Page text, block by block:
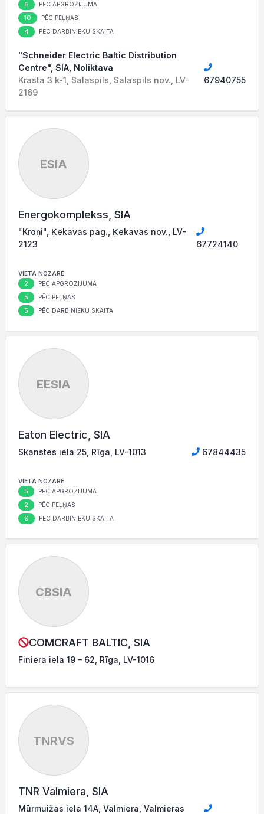
6 PĒC APGROZĪJUMA
10 PĒC PEĻŅAS
4 PĒC DARBINIEKU SKAITA
"Schneider Electric Baltic Distribution
Centre", SIA, Noliktava
Krasta 3 k-1, Salaspils, Salaspils nov., LV-
2169
67940755
ESIA
Energokomplekss, SIA
"Kroņi", Ķekavas pag., Ķekavas nov., LV-
2123
67724140
VIETA NOZARĒ
2 PĒC APGROZĪJUMA
5 PĒC PEĻŅAS
5 PĒC DARBINIEKU SKAITA
EESIA
Eaton Electric, SIA
Skanstes iela 25, Rīga, LV-1013 67844435
VIETA NOZARĒ
5 PĒC APGROZĪJUMA
2 PĒC PEĻŅAS
9 PĒC DARBINIEKU SKAITA
CBSIA
COMCRAFT BALTIC, SIA
Finiera iela 19 – 62, Rīga, LV-1016
TNRVS
TNR Valmiera, SIA
Mūrmuižas iela 14A, Valmiera, Valmieras